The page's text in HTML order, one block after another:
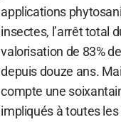
applications
insectes, l’arrêt total
valorisation de 83%
depuis douze ans.
compte une
impliqués à toutes